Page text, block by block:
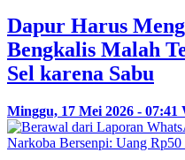
Dapur Harus
Bengkalis Malah
Sel karena Sabu
Minggu, 17 Mei 2026 - 07:41